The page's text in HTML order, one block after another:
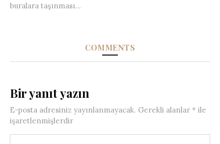
buralara taşınması...
COMMENTS
Bir yanıt yazın
E-posta adresiniz yayınlanmayacak. Gerekli alanlar * ile
işaretlenmişlerdir